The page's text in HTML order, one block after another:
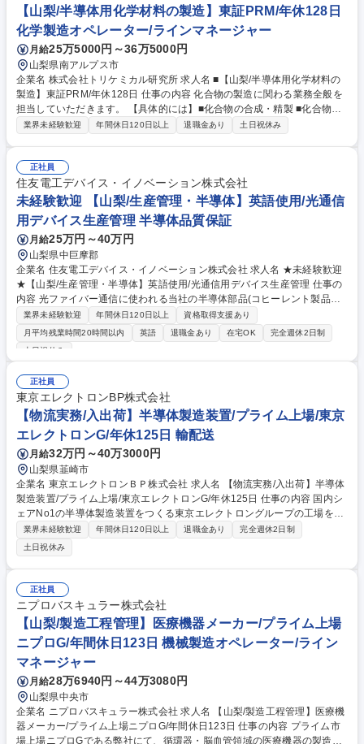
【山梨/半導体用化学材料の製造】東証PRM/年休128日
化学製造オペレーター/ラインマネージャー
月給25万5000円～36万5000円
山梨県南アルプス市
企業名 株式会社トリケミカル研究所 求人名 ■【山梨/半導体用化学材料の
製造】東証PRM/年休128日 仕事の内容 化合物の製造に関わる業務全般を
担当していただきます。 【具体的には】■化合物の合成・精製 ■化合物の
失活処理 ■出荷に向けた準備作業 ■容器の洗浄 【業務内容の変更範囲】当
業界未経験歓迎 年間休日120日以上 退職金あり 土日祝休み
正社員
住友電工デバイス・イノベーション株式会社
未経験歓迎 【山梨/生産管理・半導体】英語使用/光通信
用デバイス生産管理 半導体品質保証
月給25万円～40万円
山梨県中巨摩郡
企業名 住友電工デバイス・イノベーション株式会社 求人名 ★未経験歓迎
★【山梨/生産管理・半導体】英語使用/光通信用デバイス生産管理 仕事の
内容 光ファイバー通信に使われる当社の半導体部品(コヒーレント製品と
呼ばれる次世代の高性能タイプ)について、「いつ・どの工場で・どれだ
けつくるか」を計画し、実行をリードする生産管理のお仕事です。 ・製造
計画の策定と進捗管理(拠点別生産計画の立案、製造キャパシティに基づ
力と部品発送管理、山梨での検査・出荷指示 ・注文管理、納期回答、売上
計画のデータ集計と予実管理 ・開発、製造、製造技術、資材調達、物流、
品質、事業計画、営業部門との調整業務 ・海外の大手IT企業・通信事業者
といったエンド顧客との納期折衝 募集職種 ★未経験歓迎★【山梨/生産管
理・半導体】英語使用/光通信用デバイス生産管理
業界未経験歓迎 年間休日120日以上
資格取得支援あり
月平均残業時間20時間以内
英語 退職金あり 在宅OK
完全週休2日制
土日祝休み
正社員
東京エレクトロンBP株式会社
【物流実務/入出荷】半導体製造装置/プライム上場/東京
エレクトロンG/年休125日 輸配送
月給32万円～40万3000円
山梨県韮崎市
企業名 東京エレクトロンＢＰ株式会社 求人名 【物流実務/入出荷】半導体
製造装置/プライム上場/東京エレクトロンG/年休125日 仕事の内容 国内シ
ェアNo1の半導体製造装置をつくる東京エレクトロングループの工場を支
えている当社で、1tもあるような半導体製造装置の入出荷管理をご担当い
ただきます。 【主な業務内容】入出荷調整、入出荷手配、車両手配（配
車）、委託先選定、安全管理、安全対策、搬入コーディネーター、作業指
揮者、作業計画立案、データ分析、物流戦略考案、改善活動、作業手順立
案、輸送業務など※建物に改変を加えません 【入社後の流れの例】1年目
は実際に現場で装置の物流業務（搬入・梱包・設置・運送関連）の基礎を
学び、2年目以降に装置物流部の業務を経験に応じてお任せいたします。
募集職種 【物流実務/入出荷】半導体製造装置/プライム上場/東京エレクト
ロンG/年休125日
業界未経験歓迎 年間休日120日以上 退職金あり
完全週休2日制
土日祝休み
正社員
ニプロバスキュラー株式会社
【山梨/製造工程管理】医療機器メーカー/プライム上場
ニプロG/年間休日123日 機械製造オペレーター/ライン
マネージャー
月給28万6940円～44万3080円
山梨県中央市
企業名 ニプロバスキュラー株式会社 求人名 【山梨/製造工程管理】医療機
器メーカー/プライム上場ニプロG/年間休日123日 仕事の内容 プライム市
場上場ニプロGである弊社にて、循環器・脳血管領域の医療機器の製造工